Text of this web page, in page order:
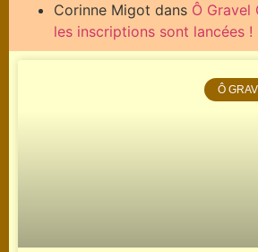
Corinne Migot dans Ô Gravel
les inscriptions sont lancées !
Ô